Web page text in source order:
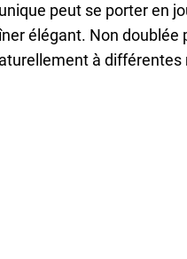
peut se porter en
élégant. Non
à